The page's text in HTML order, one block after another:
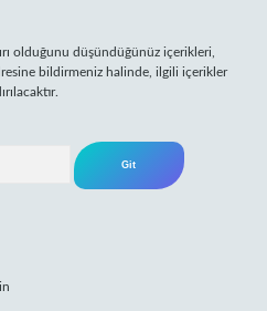
olduğunu düşündüğünüz içerikleri,
bildirmeniz halinde, ilgili içerikler